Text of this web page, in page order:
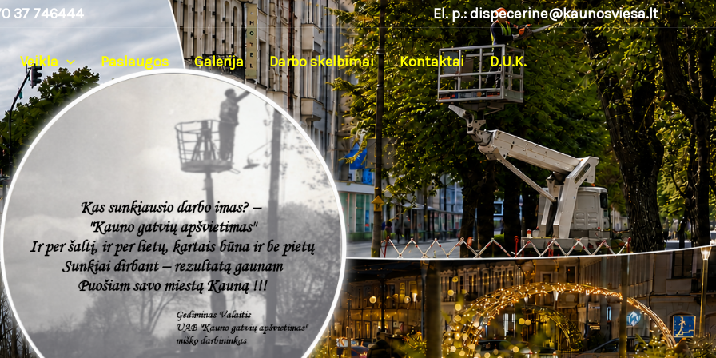
37 746444 El. p.:dispecerine@kaunosviesa.lt
Veikla Paslaugos Galerija Darbo skelbimai Kontaktai D.U.K.